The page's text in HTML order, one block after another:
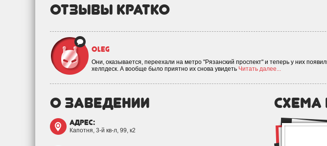
отзывы кратко
Oleg
Они, оказывается, переехали на метро "Рязанский проспект" и теперь у них
хелпдеск. А вообще было приятно их снова увидеть Читать далее...
о заведении
адрес:
Капотня, 3-й кв-л, 99, к2
схема